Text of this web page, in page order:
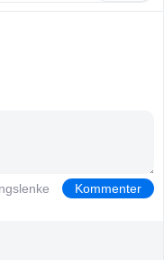
Kommenter